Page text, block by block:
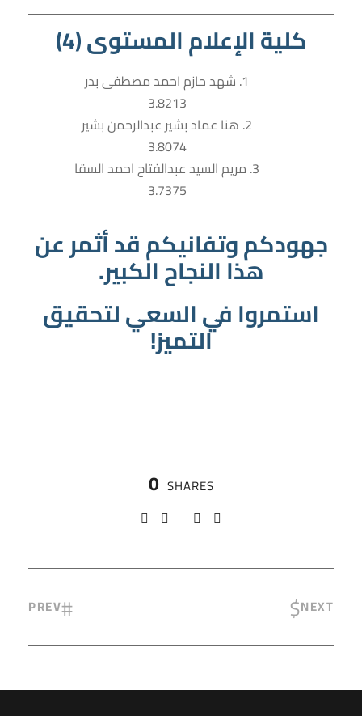
كلية الإعلام المستوى (4)
1. شهد حازم احمد مصطفى بدر
3.8213
2. هنا عماد بشير عبدالرحمن بشير
3.8074
3. مريم السيد عبدالفتاح احمد السقا
3.7375
جهودكم وتفانيكم قد أثمر عن
هذا النجاح الكبير.
استمروا في السعي لتحقيق
التميز!
0 SHARES
PREV NEXT